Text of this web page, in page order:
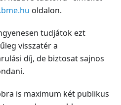
oldalon.
tudjátok ezt
visszatér a
díj, de biztosat sajnos
is maximum két publikus